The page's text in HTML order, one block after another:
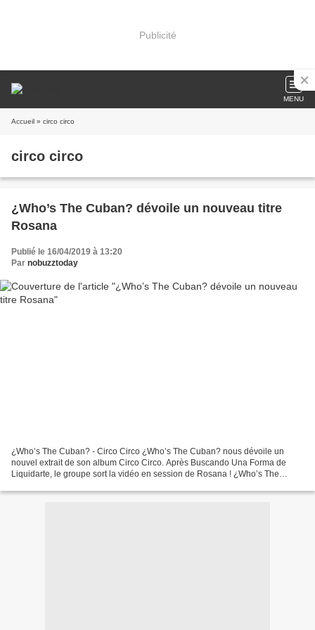
Publicité
MENU
Accueil » circo circo
circo circo
¿Who’s The Cuban? dévoile un nouveau titre
Rosana
Publié le 16/04/2019 à 13:20
Par nobuzztoday
¿Who’s The Cuban? - Circo Circo ¿Who’s The Cuban? nous dévoile un
nouvel extrait de son album Circo Circo. Après Buscando Una Forma de
Liquidarte, le groupe sort la vidéo en session de Rosana ! ¿Who’s The